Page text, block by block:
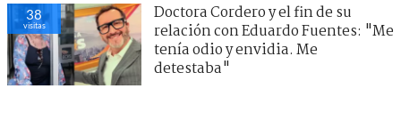
38
visitas
Doctora Cordero y el fin de su
relación con Eduardo Fuentes: "Me
tenía odio y envidia. Me
detestaba"